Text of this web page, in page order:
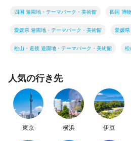
四国 遊園地・テーマパーク・美術館 四国 博
愛媛県 遊園地・テーマパーク・美術館 愛媛
松山・道後 遊園地・テーマパーク・美術館
人気の行き先
東京 横浜 伊豆